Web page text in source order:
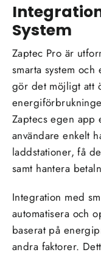
System
Zaptec Pro är
smarta system
gör det möjligt att
Zaptecs egen app
användare enkelt
laddstationer, få
samt hantera
Integration med
automatisera och
baserat på
andra faktorer.